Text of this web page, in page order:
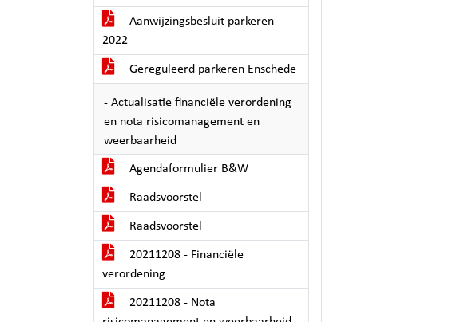
Aanwijzingsbesluit parkeren
2022
Gereguleerd parkeren Enschede
- Actualisatie financiële verordening
en nota risicomanagement en
weerbaarheid
Agendaformulier B&W
Raadsvoorstel
Raadsvoorstel
20211208 - Financiële
verordening
20211208 - Nota